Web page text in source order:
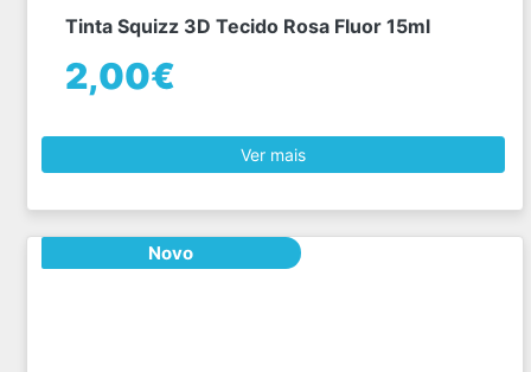
Tinta Squizz 3D Tecido Rosa Fluor 15ml
2,00€
Ver mais
Novo